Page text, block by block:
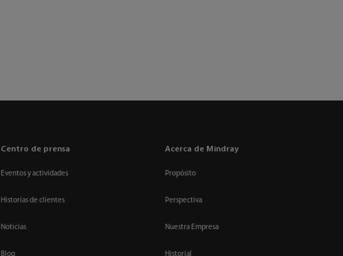
Centro de prensa
Eventos y actividades
Historias de clientes
Noticias
Blog
Acerca de Mindray
Propósito
Perspectiva
Nuestra Empresa
Historial